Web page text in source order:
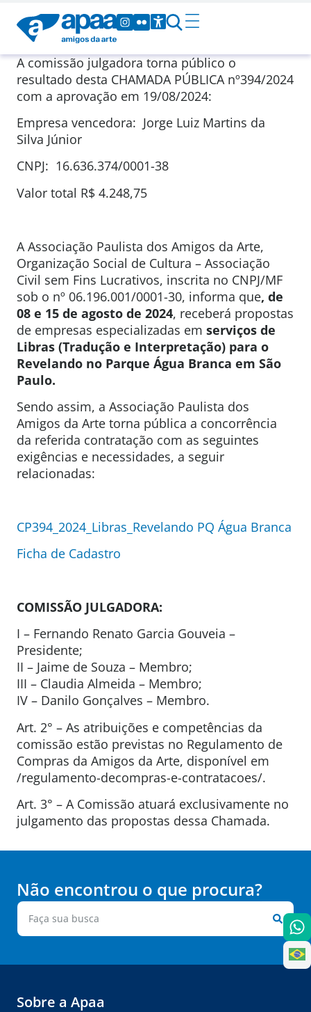
A comissão julgadora torna público o
resultado desta CHAMADA PÚBLICA nº394/2024
com a aprovação em 19/08/2024:
Empresa vencedora: Jorge Luiz Martins da
Silva Júnior
CNPJ: 16.636.374/0001-38
Valor total R$ 4.248,75
A Associação Paulista dos Amigos da Arte,
Organização Social de Cultura – Associação
Civil sem Fins Lucrativos, inscrita no CNPJ/MF
sob o nº 06.196.001/0001-30, informa que, de
08 e 15 de agosto de 2024, receberá propostas
de empresas especializadas em serviços de
Libras (Tradução e Interpretação) para o
Revelando no Parque Água Branca em São
Paulo.
Sendo assim, a Associação Paulista dos
Amigos da Arte torna pública a concorrência
da referida contratação com as seguintes
exigências e necessidades, a seguir
relacionadas:
CP394_2024_Libras_Revelando PQ Água Branca
Ficha de Cadastro
COMISSÃO JULGADORA:
I – Fernando Renato Garcia Gouveia –
Presidente;
II – Jaime de Souza – Membro;
III – Claudia Almeida – Membro;
IV – Danilo Gonçalves – Membro.
Art. 2° – As atribuições e competências da
comissão estão previstas no Regulamento de
Compras da Amigos da Arte, disponível em
/regulamento-decompras-e-contratacoes/.
Art. 3° – A Comissão atuará exclusivamente no
julgamento das propostas dessa Chamada.
Não encontrou o que procura?
Sobre a Apaa